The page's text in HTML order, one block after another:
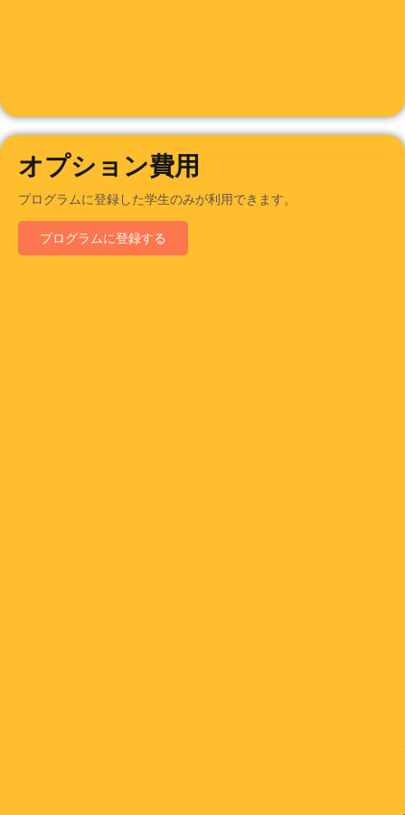
オプション費用
プログラムに登録した学生のみが利用できます。
プログラムに登録する